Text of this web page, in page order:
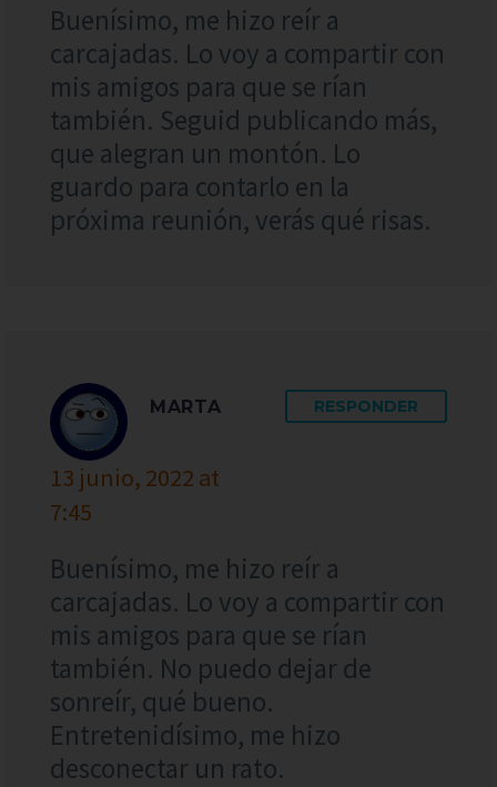
Buenísimo, me hizo reír a
carcajadas. Lo voy a compartir con
mis amigos para que se rían
también. Seguid publicando más,
que alegran un montón. Lo
guardo para contarlo en la
próxima reunión, verás qué risas.
MARTA
13 junio, 2022 at
7:45
RESPONDER
Buenísimo, me hizo reír a
carcajadas. Lo voy a compartir con
mis amigos para que se rían
también. No puedo dejar de
sonreír, qué bueno.
Entretenidísimo, me hizo
desconectar un rato.